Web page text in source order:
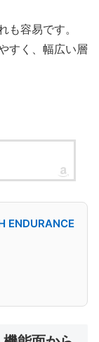
も容易です。
すく、幅広い層
ENDURANCE